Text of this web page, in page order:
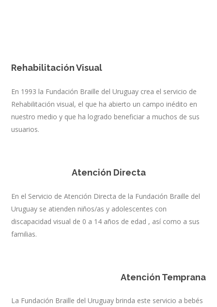
Rehabilitación Visual
En 1993 la Fundación Braille del Uruguay crea el servicio de
Rehabilitación visual, el que ha abierto un campo inédito en
nuestro medio y que ha logrado beneficiar a muchos de sus
usuarios.
Atención Directa
En el Servicio de Atención Directa de la Fundación Braille del
Uruguay se atienden niños/as y adolescentes con
discapacidad visual de 0 a 14 años de edad , así como a sus
familias.
Atención Temprana
La Fundación Braille del Uruguay brinda este servicio a bebés